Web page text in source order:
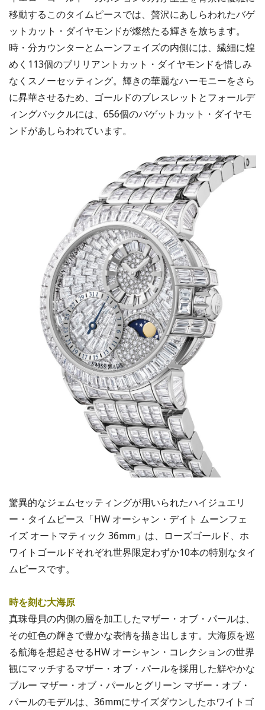
移動するこのタイムピースでは、贅沢にあしらわれたバゲ
ットカット・ダイヤモンドが燦然たる輝きを放ちます。
時・分カウンターとムーンフェイズの内側には、繊細に煌
めく113個のブリリアントカット・ダイヤモンドを惜しみ
なくスノーセッティング。輝きの華麗なハーモニーをさら
に昇華させるため、ゴールドのブレスレットとフォールデ
ィングバックルには、656個のバゲットカット・ダイヤモ
ンドがあしらわれています。
驚異的なジェムセッティングが用いられたハイジュエリ
ー・タイムピース「HW オーシャン・デイト ムーンフェ
イズ オートマティック 36mm」は、ローズゴールド、ホ
ワイトゴールドそれぞれ世界限定わずか10本の特別なタイ
ムピースです。
時を刻む大海原
真珠母貝の内側の層を加工したマザー・オブ・パールは、
その虹色の輝きで豊かな表情を描き出します。大海原を巡
る航海を想起させるHW オーシャン・コレクションの世界
観にマッチするマザー・オブ・パールを採用した鮮やかな
ブルー マザー・オブ・パールとグリーン マザー・オブ・
パールのモデルは、36mmにサイズダウンしたホワイトゴ